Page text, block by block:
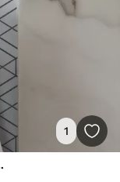
1
kubussen